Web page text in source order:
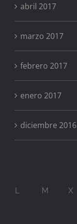
abril 2017
marzo 2017
febrero 2017
enero 2017
diciembre 2016
L M X